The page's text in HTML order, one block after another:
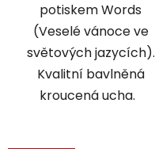
potiskem Words
(Veselé vánoce ve
světových jazycích).
Kvalitní bavlněná
kroucená ucha.